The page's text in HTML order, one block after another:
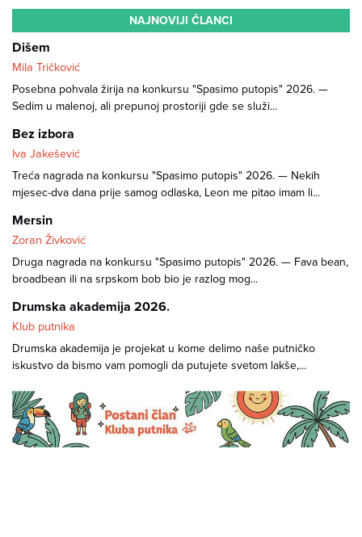
NAJNOVIJI ČLANCI
Dišem
Mila Tričković
Posebna pohvala žirija na konkursu "Spasimo putopis" 2026. —
Sedim u malenoj, ali prepunoj prostoriji gde se služi...
Bez izbora
Iva Jakešević
Treća nagrada na konkursu "Spasimo putopis" 2026. — Nekih
mjesec-dva dana prije samog odlaska, Leon me pitao imam li...
Mersin
Zoran Živković
Druga nagrada na konkursu "Spasimo putopis" 2026. — Fava bean,
broadbean ili na srpskom bob bio je razlog mog...
Drumska akademija 2026.
Klub putnika
Drumska akademija je projekat u kome delimo naše putničko
iskustvo da bismo vam pomogli da putujete svetom lakše,...